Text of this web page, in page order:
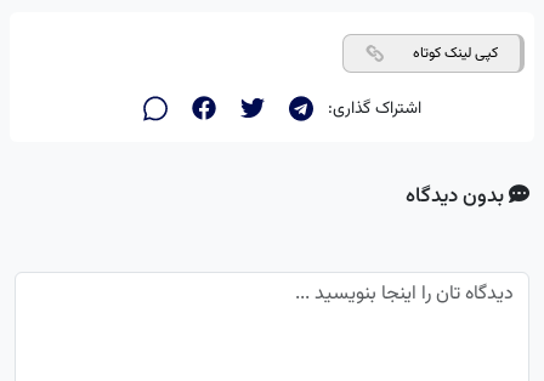
کپی لینک کوتاه
اشتراک گذاری:
بدون دیدگاه